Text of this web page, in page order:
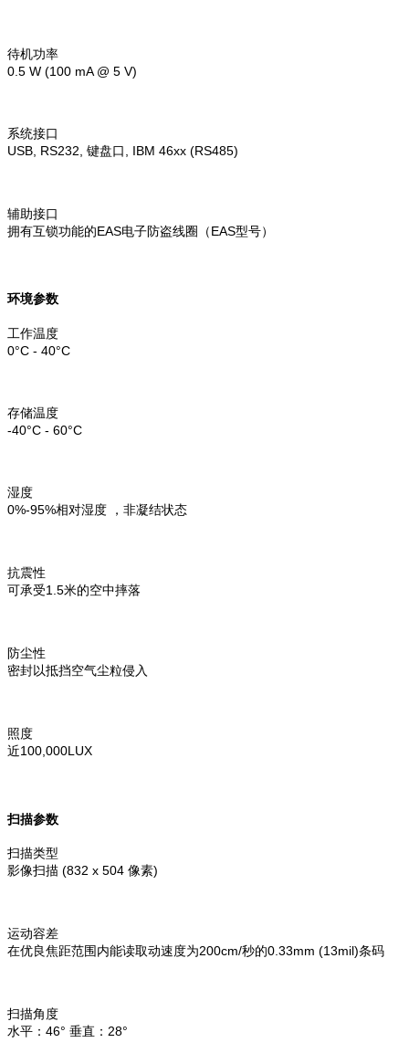
待机功率
0.5 W (100 mA @ 5 V)
系统接口
USB, RS232, 键盘口, IBM 46xx (RS485)
辅助接口
拥有互锁功能的EAS电子防盗线圈（EAS型号）
环境参数
工作温度
0°C - 40°C
存储温度
-40°C - 60°C
湿度
0%-95%相对湿度 ，非凝结状态
抗震性
可承受1.5米的空中摔落
防尘性
密封以抵挡空气尘粒侵入
照度
近100,000LUX
扫描参数
扫描类型
影像扫描 (832 x 504 像素)
运动容差
在优良焦距范围内能读取动速度为200cm/秒的0.33mm (13mil)条码
扫描角度
水平：46° 垂直：28°